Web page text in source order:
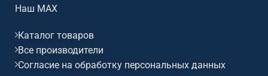
Наш MAX
Каталог товаров
Все производители
Согласие на обработку персональных данных